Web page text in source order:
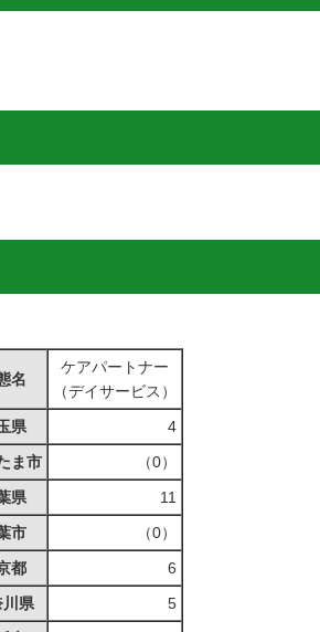
名
ケアパートナー
（デイサービス）
県
4
ま市
（0）
県
11
市
（0）
都
6
川県
5